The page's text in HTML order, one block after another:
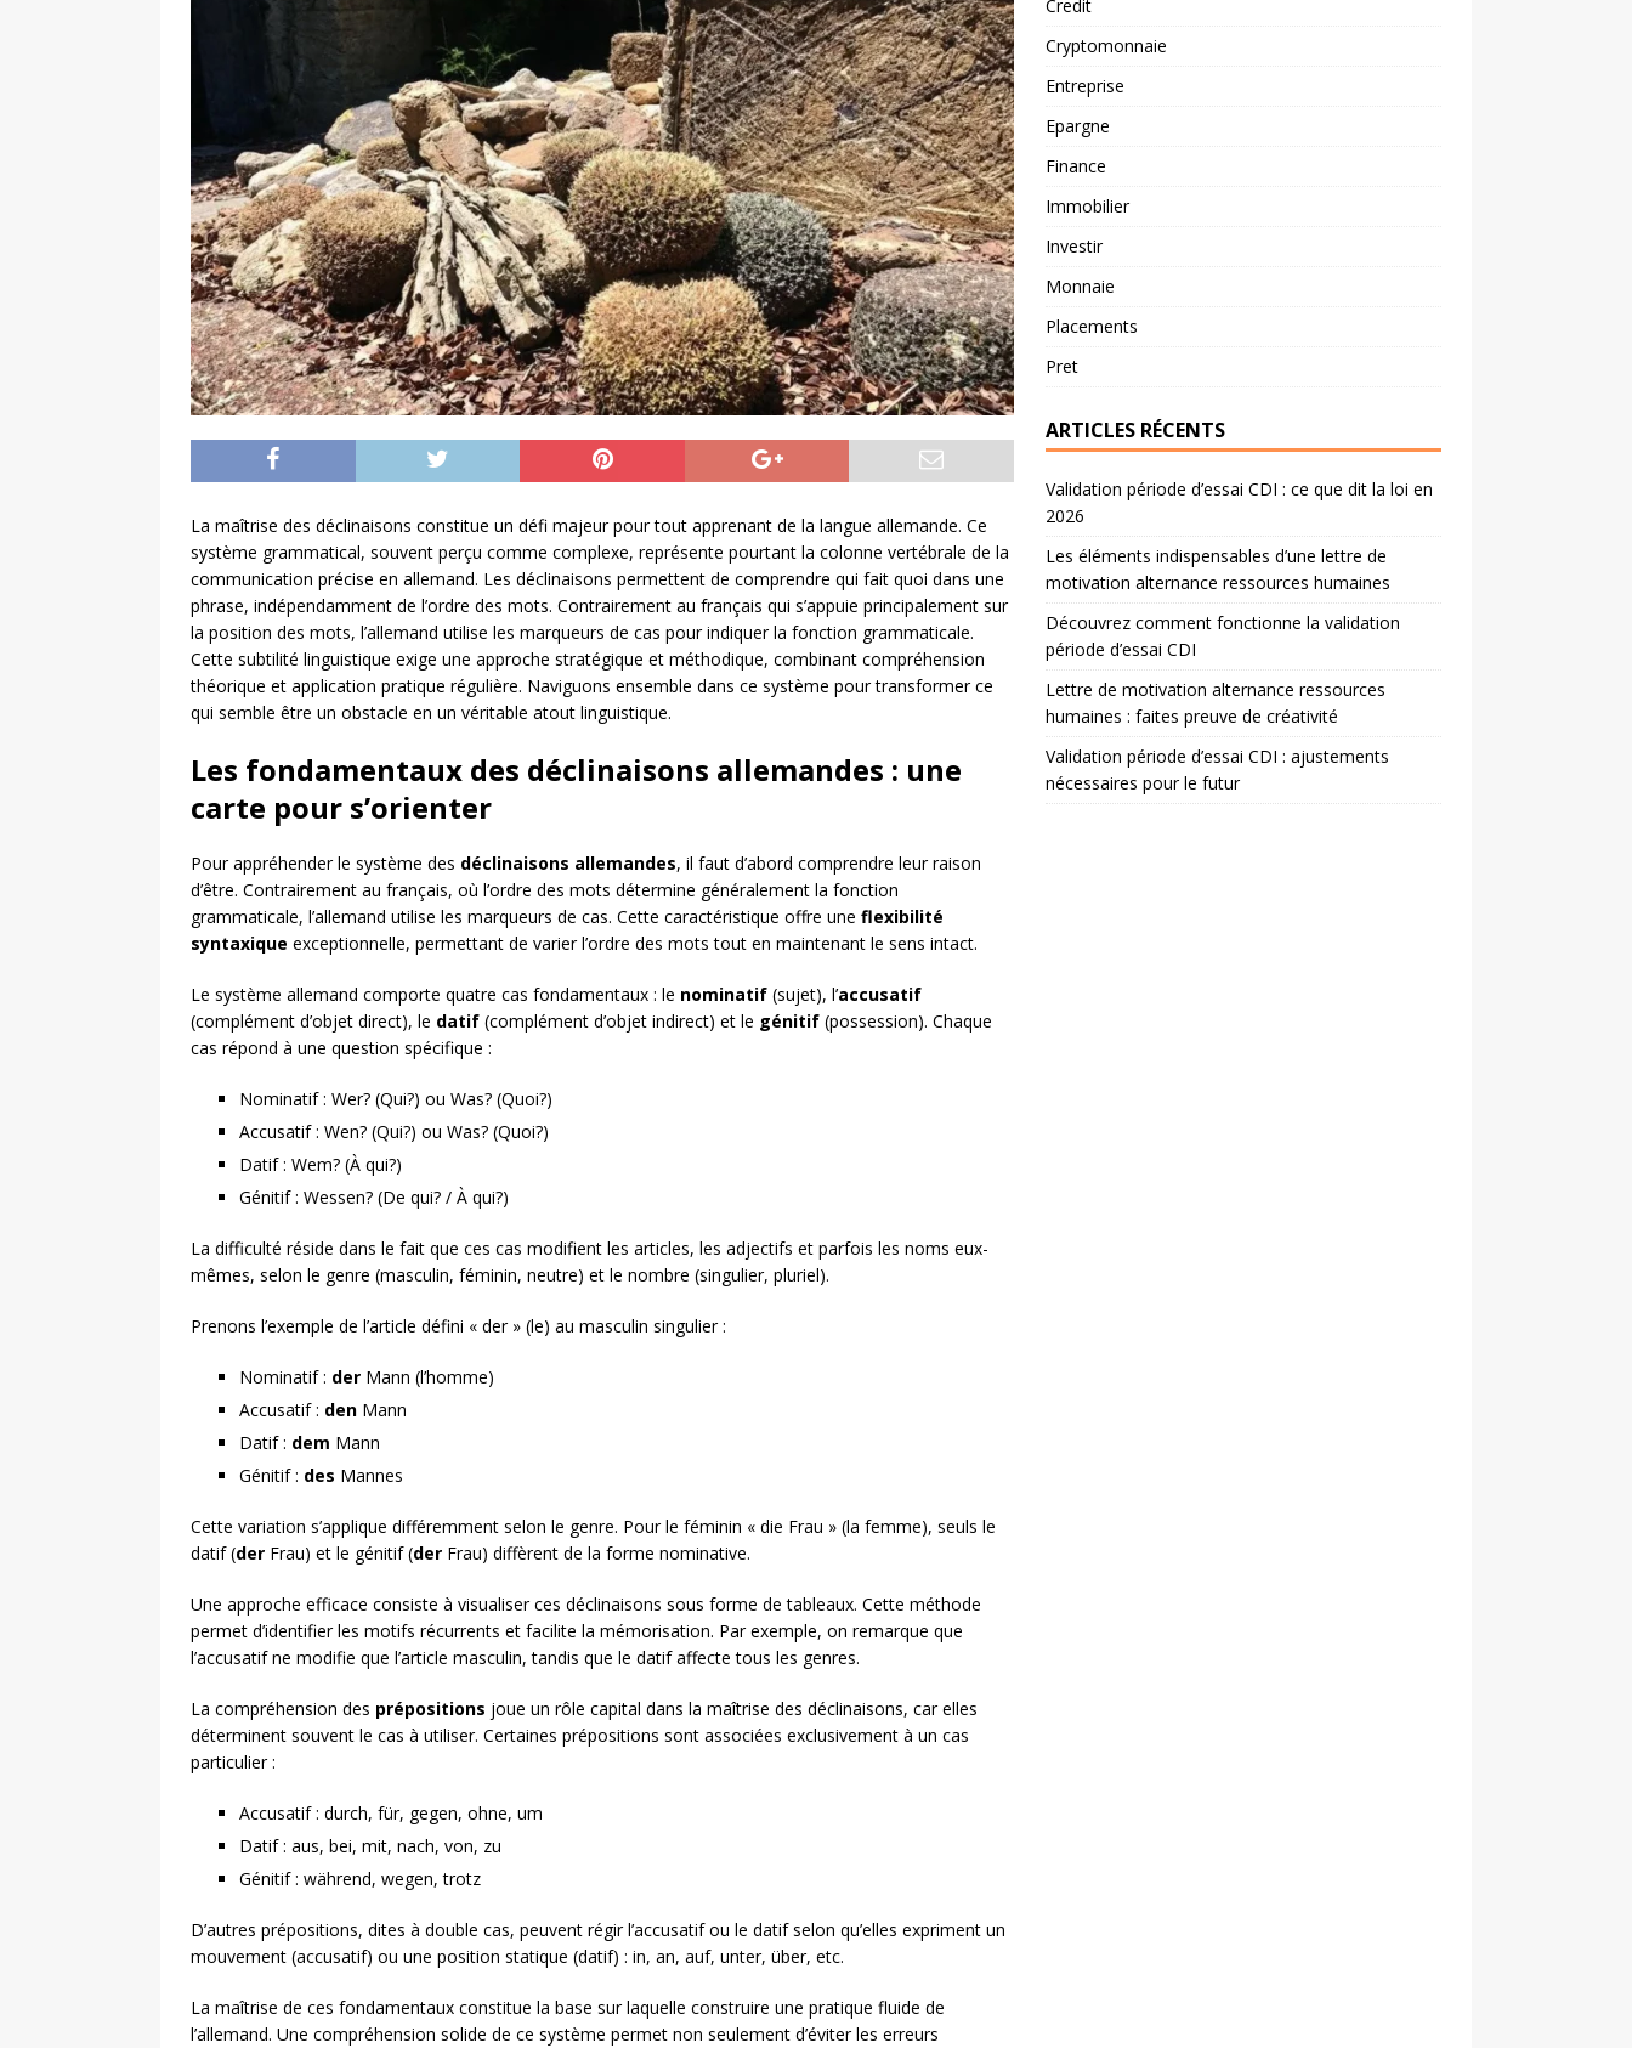
La maîtrise des déclinaisons constitue un défi majeur pour tout apprenant de la langue allemande. Ce
système grammatical, souvent perçu comme complexe, représente pourtant la colonne vertébrale de la
communication précise en allemand. Les déclinaisons permettent de comprendre qui fait quoi dans une
phrase, indépendamment de l’ordre des mots. Contrairement au français qui s’appuie principalement sur
la position des mots, l’allemand utilise les marqueurs de cas pour indiquer la fonction grammaticale.
Cette subtilité linguistique exige une approche stratégique et méthodique, combinant compréhension
théorique et application pratique régulière. Naviguons ensemble dans ce système pour transformer ce
qui semble être un obstacle en un véritable atout linguistique.
Les fondamentaux des déclinaisons allemandes : une
carte pour s’orienter
Pour appréhender le système des déclinaisons allemandes, il faut d’abord comprendre leur raison
d’être. Contrairement au français, où l’ordre des mots détermine généralement la fonction
grammaticale, l’allemand utilise les marqueurs de cas. Cette caractéristique offre une flexibilité
syntaxique exceptionnelle, permettant de varier l’ordre des mots tout en maintenant le sens intact.
Le système allemand comporte quatre cas fondamentaux : le nominatif (sujet), l’accusatif
(complément d’objet direct), le datif (complément d’objet indirect) et le génitif (possession). Chaque
cas répond à une question spécifique :
Nominatif : Wer? (Qui?) ou Was? (Quoi?)
Accusatif : Wen? (Qui?) ou Was? (Quoi?)
Datif : Wem? (À qui?)
Génitif : Wessen? (De qui? / À qui?)
La difficulté réside dans le fait que ces cas modifient les articles, les adjectifs et parfois les noms eux-
mêmes, selon le genre (masculin, féminin, neutre) et le nombre (singulier, pluriel).
Prenons l’exemple de l’article défini « der » (le) au masculin singulier :
Nominatif : der Mann (l’homme)
Accusatif : den Mann
Datif : dem Mann
Génitif : des Mannes
Cette variation s’applique différemment selon le genre. Pour le féminin « die Frau » (la femme), seuls le
datif (der Frau) et le génitif (der Frau) diffèrent de la forme nominative.
Une approche efficace consiste à visualiser ces déclinaisons sous forme de tableaux. Cette méthode
permet d’identifier les motifs récurrents et facilite la mémorisation. Par exemple, on remarque que
l’accusatif ne modifie que l’article masculin, tandis que le datif affecte tous les genres.
La compréhension des prépositions joue un rôle capital dans la maîtrise des déclinaisons, car elles
déterminent souvent le cas à utiliser. Certaines prépositions sont associées exclusivement à un cas
particulier :
Accusatif : durch, für, gegen, ohne, um
Datif : aus, bei, mit, nach, von, zu
Génitif : während, wegen, trotz
D’autres prépositions, dites à double cas, peuvent régir l’accusatif ou le datif selon qu’elles expriment un
mouvement (accusatif) ou une position statique (datif) : in, an, auf, unter, über, etc.
La maîtrise de ces fondamentaux constitue la base sur laquelle construire une pratique fluide de
l’allemand. Une compréhension solide de ce système permet non seulement d’éviter les erreurs
Credit
Cryptomonnaie
Entreprise
Epargne
Finance
Immobilier
Investir
Monnaie
Placements
Pret
ARTICLES RÉCENTS
Validation période d’essai CDI : ce que dit la loi en
2026
Les éléments indispensables d’une lettre de
motivation alternance ressources humaines
Découvrez comment fonctionne la validation
période d’essai CDI
Lettre de motivation alternance ressources
humaines : faites preuve de créativité
Validation période d’essai CDI : ajustements
nécessaires pour le futur